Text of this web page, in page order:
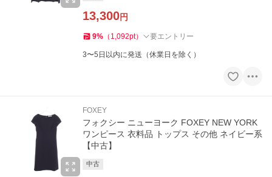
13,300円
9% （ 1,092pt） 要エントリー
3〜5日以内に発送（休業日を除く）
FOXEY
フォクシー ニューヨーク FOXEY NEW YORK
ワンピース 衣料品 トップス その他 ネイビー系
【中古】
中古